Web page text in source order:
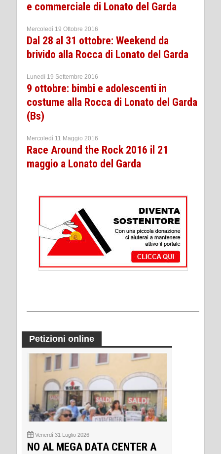
e commerciale di Lonato del Garda
Mercoledì 19 Ottobre 2016
Dal 28 al 31 ottobre: Weekend da
brivido alla Rocca di Lonato del Garda
Lunedì 19 Settembre 2016
9 ottobre: bimbi e adolescenti in
costume alla Rocca di Lonato del Garda
(Bs)
Mercoledì 11 Maggio 2016
Race Around the Rock 2016 il 21
maggio a Lonato del Garda
Petizioni online
Venerdì 31 Luglio 2026
NO AL MEGA DATA CENTER A